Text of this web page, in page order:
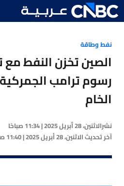
نفط وطاقة
الصين تخزن النفط مع
رسوم ترامب
الخام
نشرالاثنين، 28 أبريل 2025 | 11:34 صباحًا
آخر تحديثالاثنين، 28 أبريل 2025 | 11:40 صباحًا